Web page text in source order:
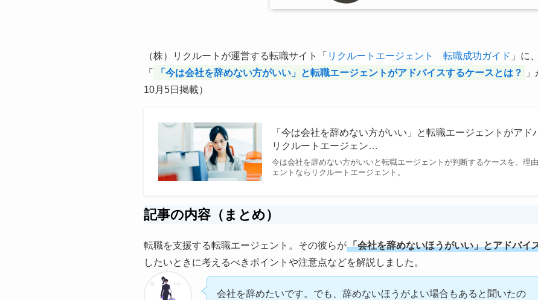
（株）リクルートが運営する転職サイト「 リクルートエージェント 転職成功ガイド 」に
「
「今は会社を辞めない方がいい」と転職エージェントがアドバイスするケースとは？
10月5日掲載）
「今は会社を辞めない方がいい」と転職エージェントがアド
リクルートエージェン…
今は会社を辞めない方がいいと転職エージェントが判断するケースを、理
ェントならリクルートエージェント。
記事の内容（まとめ）
転職を支援する転職エージェント。その彼らが「会社を辞めないほうがいい」とアドバイ
したいときに考えるべきポイントや注意点などを解説しました。
会社を辞めたいです。でも、辞めないほうがよい場合もあると聞いたの